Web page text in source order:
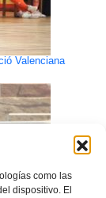
como las
dispositivo. El
Valenciana